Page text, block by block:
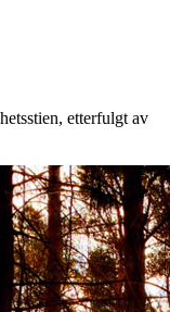
etterfulgt av